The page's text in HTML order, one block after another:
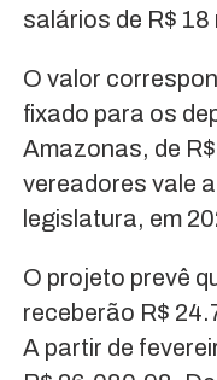
salários de R$
O valor
fixado para os
Amazonas, de
vereadores vale
legislatura, em
O projeto prevê
receberão R$
A partir de